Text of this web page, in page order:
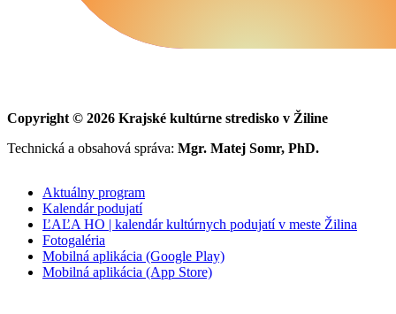
Copyright © 2026 Krajské kultúrne stredisko v Žiline
Technická a obsahová správa: Mgr. Matej Somr, PhD.
Aktuálny program
Kalendár podujatí
ĽAĽA HO | kalendár kultúrnych podujatí v meste Žilina
Fotogaléria
Mobilná aplikácia (Google Play)
Mobilná aplikácia (App Store)